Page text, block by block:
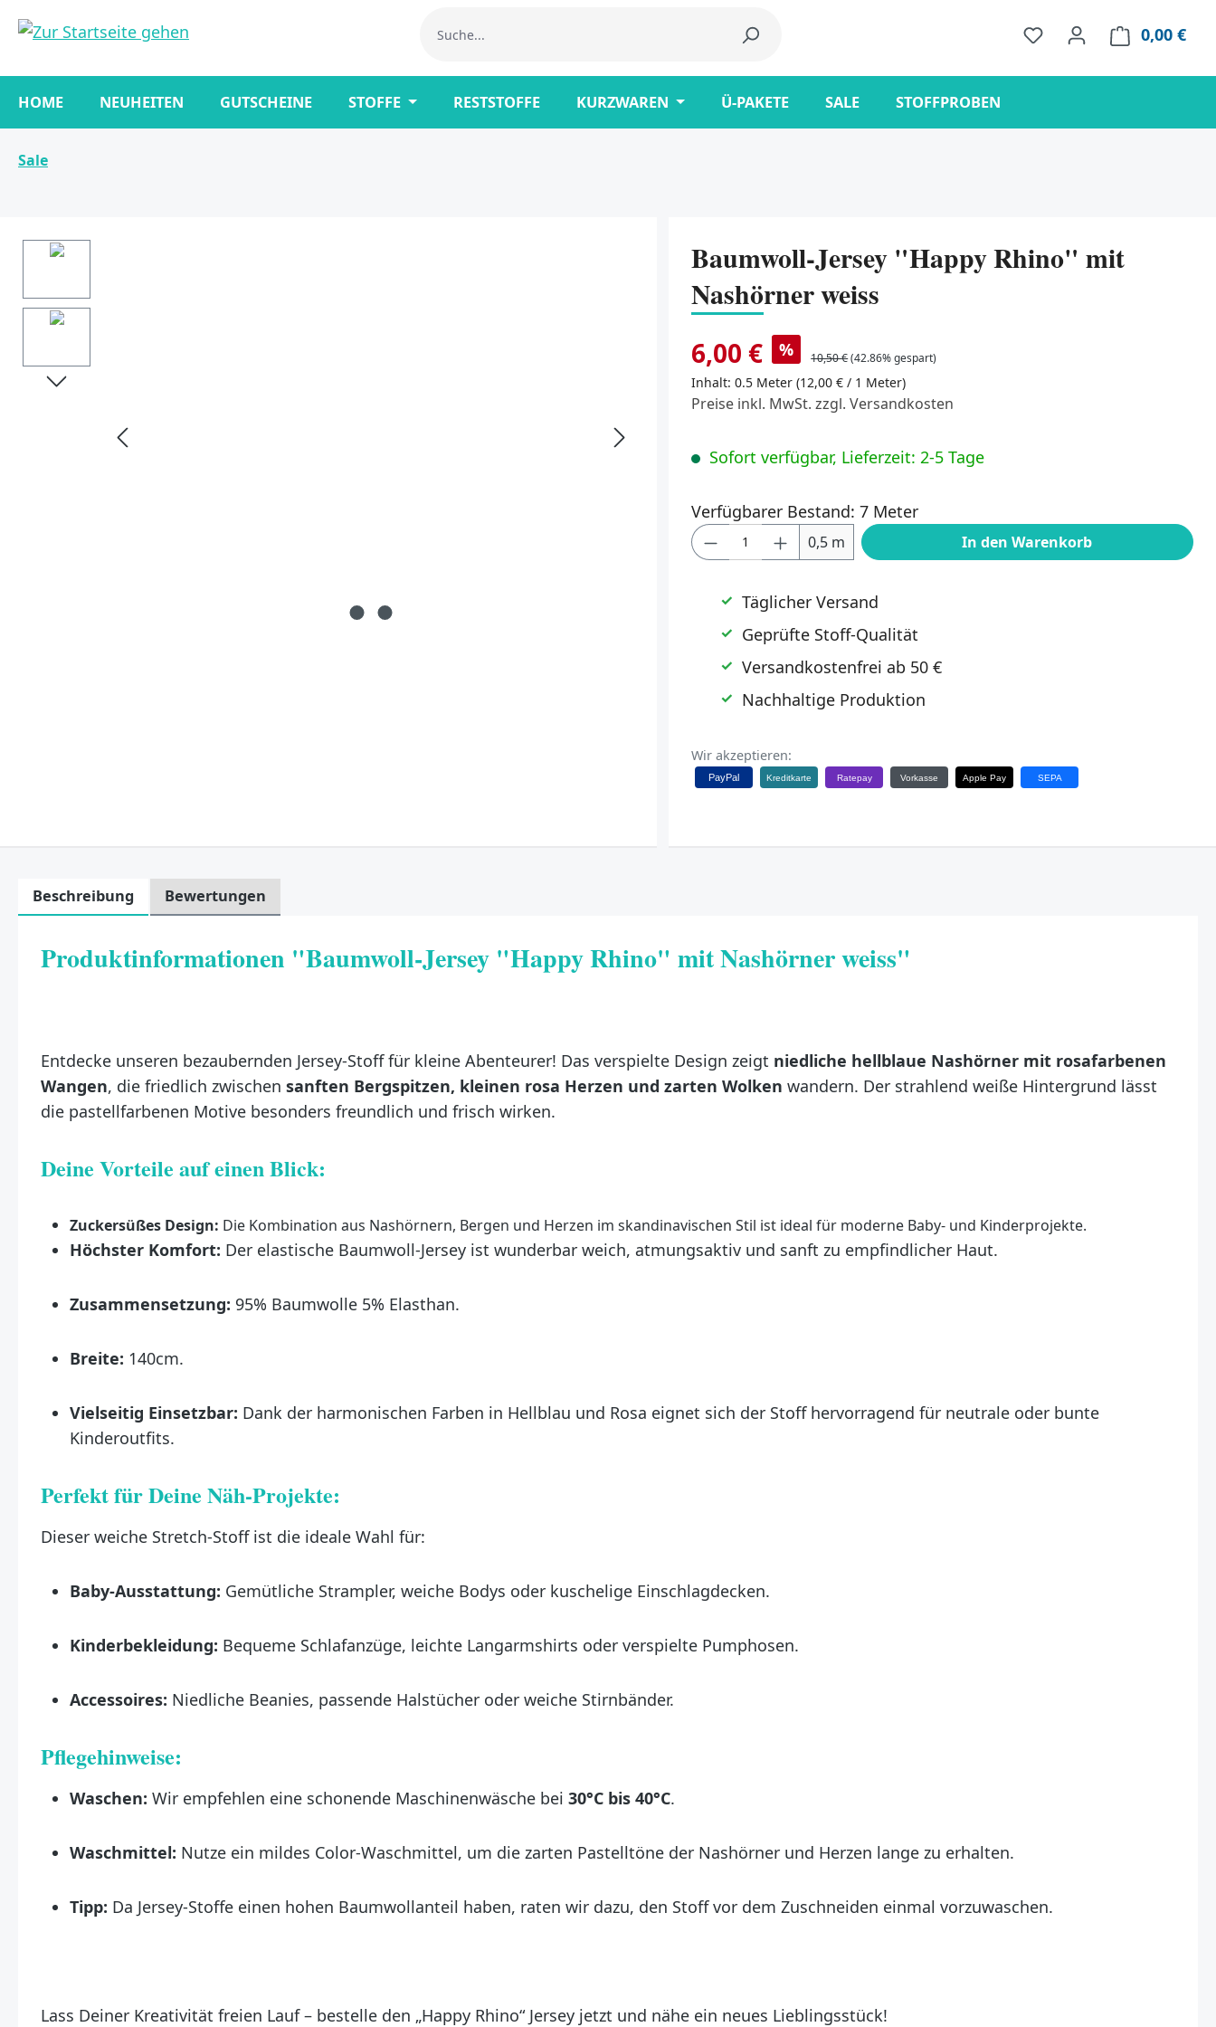
Zur Hauptnavigation springen
0,00 €
HOME NEUHEITEN GUTSCHEINE STOFFE RESTSTOFFE KURZWAREN Ü-PAKETE SALE STOFFPROBEN
Sale
Bildergalerie überspringen
Baumwoll-Jersey "Happy Rhino" mit
Nashörner weiss
6,00 € % 10,50 €(42.86% gespart)
Inhalt:0.5 Meter(12,00 € / 1 Meter)
Preise inkl. MwSt. zzgl. Versandkosten
Sofort verfügbar, Lieferzeit: 2-5 Tage
Verfügbarer Bestand: 7 Meter
Produkt Anzahl: Gib den gewünschten Wert ein
0,5 m In den Warenkorb
Täglicher Versand
Geprüfte Stoff-Qualität
Versandkostenfrei ab 50 €
Nachhaltige Produktion
Wir akzeptieren:
PayPal Kreditkarte Ratepay Vorkasse Apple Pay SEPA
Beschreibung Bewertungen
Produktinformationen "Baumwoll-Jersey "Happy Rhino" mit Nashörner weiss"
Entdecke unseren bezaubernden Jersey-Stoff für kleine Abenteurer! Das verspielte Design zeigt niedliche hellblaue Nashörner mit rosafarbenen
Wangen, die friedlich zwischen sanften Bergspitzen, kleinen rosa Herzen und zarten Wolken wandern. Der strahlend weiße Hintergrund lässt
die pastellfarbenen Motive besonders freundlich und frisch wirken.
Deine Vorteile auf einen Blick:
Zuckersüßes Design: Die Kombination aus Nashörnern, Bergen und Herzen im skandinavischen Stil ist ideal für moderne Baby- und Kinderprojekte.
Höchster Komfort: Der elastische Baumwoll-Jersey ist wunderbar weich, atmungsaktiv und sanft zu empfindlicher Haut.
Zusammensetzung: 95% Baumwolle 5% Elasthan.
Breite: 140cm.
Vielseitig Einsetzbar: Dank der harmonischen Farben in Hellblau und Rosa eignet sich der Stoff hervorragend für neutrale oder bunte
Kinderoutfits.
Perfekt für Deine Näh-Projekte:
Dieser weiche Stretch-Stoff ist die ideale Wahl für:
Baby-Ausstattung: Gemütliche Strampler, weiche Bodys oder kuschelige Einschlagdecken.
Kinderbekleidung: Bequeme Schlafanzüge, leichte Langarmshirts oder verspielte Pumphosen.
Accessoires: Niedliche Beanies, passende Halstücher oder weiche Stirnbänder.
Pflegehinweise:
Waschen: Wir empfehlen eine schonende Maschinenwäsche bei 30°C bis 40°C.
Waschmittel: Nutze ein mildes Color-Waschmittel, um die zarten Pastelltöne der Nashörner und Herzen lange zu erhalten.
Tipp: Da Jersey-Stoffe einen hohen Baumwollanteil haben, raten wir dazu, den Stoff vor dem Zuschneiden einmal vorzuwaschen.
Lass Deiner Kreativität freien Lauf – bestelle den „Happy Rhino“ Jersey jetzt und nähe ein neues Lieblingsstück!